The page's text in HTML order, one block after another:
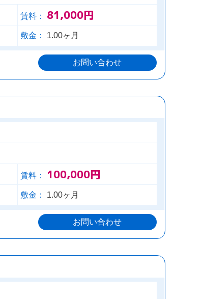
賃料： 81,000円
敷金： 1.00ヶ月
お問い合わせ
賃料： 100,000円
敷金： 1.00ヶ月
お問い合わせ